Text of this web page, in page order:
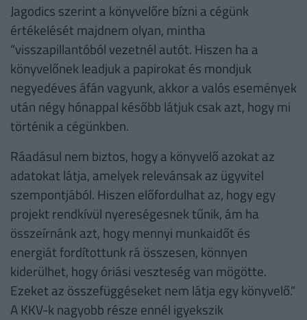
Jagodics szerint a könyvelőre bízni a cégünk
értékelését majdnem olyan, mintha
“visszapillantóból vezetnél autót. Hiszen ha a
könyvelőnek leadjuk a papirokat és mondjuk
negyedéves áfán vagyunk, akkor a valós események
után négy hónappal később látjuk csak azt, hogy mi
történik a cégünkben.
Ráadásul nem biztos, hogy a könyvelő azokat az
adatokat látja, amelyek relevánsak az ügyvitel
szempontjából. Hiszen előfordulhat az, hogy egy
projekt rendkívül nyereségesnek tűnik, ám ha
összeírnánk azt, hogy mennyi munkaidőt és
energiát fordítottunk rá összesen, könnyen
kiderülhet, hogy óriási veszteség van mögötte.
Ezeket az összefüggéseket nem látja egy könyvelő.“
A KKV-k nagyobb része ennél igyekszik